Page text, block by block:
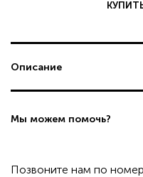
Описание
Мы можем помочь?
Позвоните нам по